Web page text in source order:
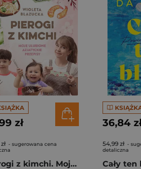
zł
- sugerowana cena
Pierogi z kimchi. Moje ulubione azjatyckie przepisy - książka z autografem
36,84
54,99 zł -
detaliczna
Cały ten